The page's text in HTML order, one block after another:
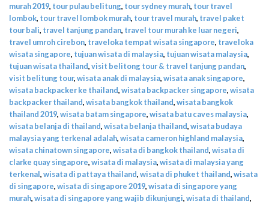
murah 2019, tour pulau belitung, tour sydney murah, tour travel
lombok, tour travel lombok murah, tour travel murah, travel paket
tour bali, travel tanjung pandan, travel tour murah ke luar negeri,
travel umroh cirebon, traveloka tempat wisata singapore, traveloka
wisata singapore, tujuan wisata di malaysia, tujuan wisata malaysia,
tujuan wisata thailand,visit belitong tour & travel tanjung pandan,
visit belitung tour,wisata anak di malaysia,wisata anak singapore,
wisata backpacker ke thailand,wisata backpacker singapore,wisata
backpacker thailand,wisata bangkok thailand,wisata bangkok
thailand 2019,wisata batam singapore,wisata batu caves malaysia,
wisata belanja di thailand,wisata belanja thailand,wisata budaya
malaysia yang terkenal adalah,wisata cameron highland malaysia,
wisata chinatown singapore,wisata di bangkok thailand,wisata di
clarke quay singapore,wisata di malaysia,wisata di malaysia yang
terkenal,wisata di pattaya thailand,wisata di phuket thailand,wisata
di singapore,wisata di singapore 2019,wisata di singapore yang
murah,wisata di singapore yang wajib dikunjungi,wisata di thailand,